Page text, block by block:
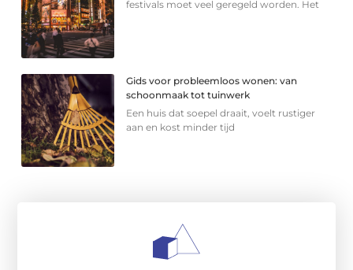
festivals moet veel geregeld worden. Het
Gids voor probleemloos wonen: van
schoonmaak tot tuinwerk
Een huis dat soepel draait, voelt rustiger
aan en kost minder tijd